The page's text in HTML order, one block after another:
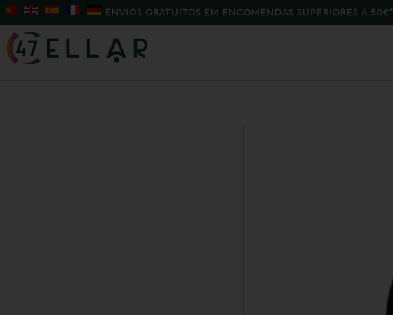
Skip
to
content
ENVIOS GRATUITOS EM ENCOMENDAS SUPERIORES A 50€*